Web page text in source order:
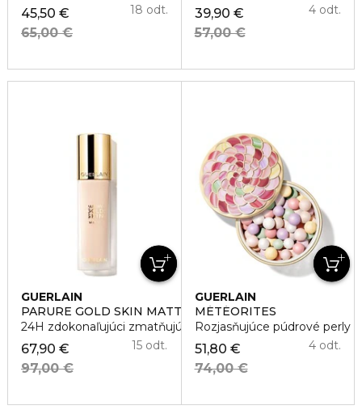
45,50 €
65,00 €
18 odt.
39,90 €
57,00 €
4 odt.
GUERLAIN
PARURE GOLD SKIN MATTE FOUNDATION
24H zdokonaľujúci zmatňujúci make-up
67,90 €
97,00 €
15 odt.
GUERLAIN
MÉTÉORITES
Rozjasňujúce púdrové perly
51,80 €
74,00 €
4 odt.